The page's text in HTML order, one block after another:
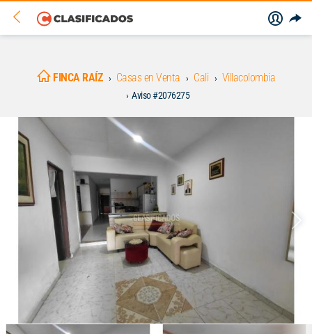
FINCA RAÍZ Casas en Venta Cali Villacolombia
Aviso #2076275